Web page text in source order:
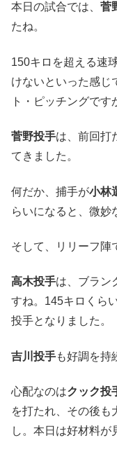
本日の試合では、 菅
たね。
150キロを超える速
けないといった感じ
ト・ピッチングです
菅野投手は、前回打
てきました。
何だか、捕手が小林
らいになると、微妙
そして、リリーフ陣
高木投手は、ブラン
すね。145キロくら
投手となりました。
吉川投手も好調を持
心配なのはクック投
を打たれ、その後も
し。本日は好材料が